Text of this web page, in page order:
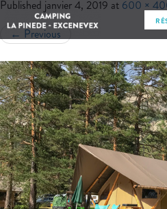
Published janvier 4, 2019 at 600 ×
← Previous